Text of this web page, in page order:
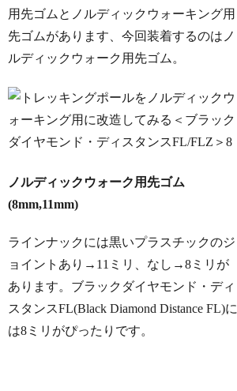
用先ゴムとノルディックウォーキング用
先ゴムがあります、今回装着するのはノ
ルディックウォーク用先ゴム。
ノルディックウォーク用先ゴム
(8mm,11mm)
ラインナックには黒いプラスチックのジ
ョイントあり→11ミリ、なし→8ミリが
あります。ブラックダイヤモンド・ディ
スタンスFL(Black Diamond Distance FL)に
は8ミリがぴったりです。